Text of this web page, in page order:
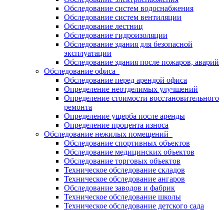
Обследование систем водоснабжения
Обследование систем вентиляции
Обследование лестниц
Обследование гидроизоляции
Обследование здания для безопасной
эксплуатации
Обследование здания после пожаров, аварий
Обследование офиса
Обследование перед арендой офиса
Определение неотделимых улучшений
Определение стоимости восстановительного
ремонта
Определение ущерба после аренды
Определение процента износа
Обследование нежилых помещений
Обследование спортивных объектов
Обследование медицинских объектов
Обследование торговых объектов
Техническое обследование складов
Техническое обследование ангаров
Обследование заводов и фабрик
Техническое обследование школы
Техническое обследование детского сада